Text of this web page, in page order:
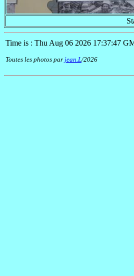
Time is : Thu Aug 06 2026 17:37:47
Toutes les photos par jean.L/2026